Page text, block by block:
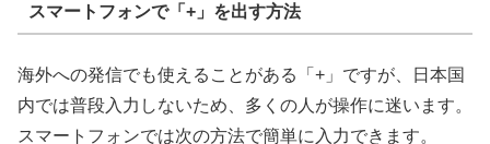
スマートフォンで「+」を出す方法
海外への発信でも使えることがある「+」ですが、日本国
内では普段入力しないため、多くの人が操作に迷います。
スマートフォンでは次の方法で簡単に入力できます。